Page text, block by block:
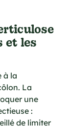
et les
à la
La
une
:
de limiter